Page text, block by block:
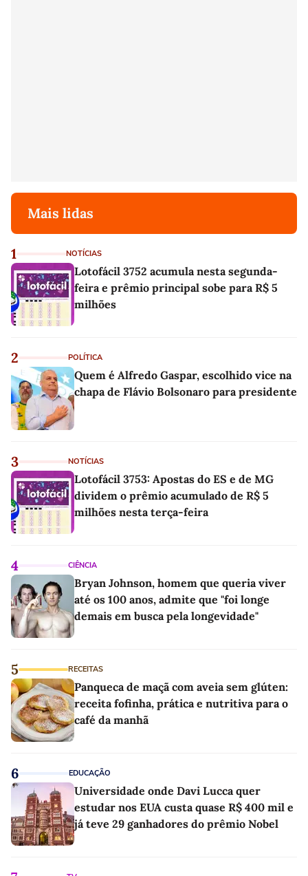
Mais lidas
1 NOTÍCIAS
Lotofácil 3752 acumula nesta segunda-
feira e prêmio principal sobe para R$ 5
milhões
2 POLÍTICA
Quem é Alfredo Gaspar, escolhido vice na
chapa de Flávio Bolsonaro para presidente
3 NOTÍCIAS
Lotofácil 3753: Apostas do ES e de MG
dividem o prêmio acumulado de R$ 5
milhões nesta terça-feira
4 CIÊNCIA
Bryan Johnson, homem que queria viver
até os 100 anos, admite que "foi longe
demais em busca pela longevidade"
5 RECEITAS
Panqueca de maçã com aveia sem glúten:
receita fofinha, prática e nutritiva para o
café da manhã
6 EDUCAÇÃO
Universidade onde Davi Lucca quer
estudar nos EUA custa quase R$ 400 mil e
já teve 29 ganhadores do prêmio Nobel